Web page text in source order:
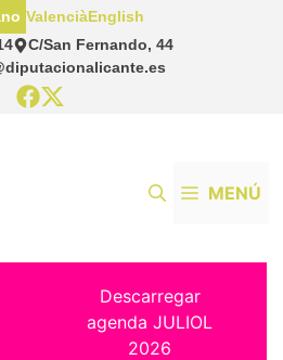
C/San Fernando, 44
ValenciàEnglish
MENÚ
Descarregar
agenda JULIOL
2026